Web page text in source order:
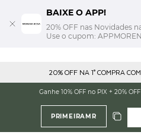
BAIXE O APP!
20% OFF nas Novidades
Use o cupom:
20% OFF NA 1° COMPRA
Ganhe 10% OFF no PIX + 20%
PRIMEIRAMR